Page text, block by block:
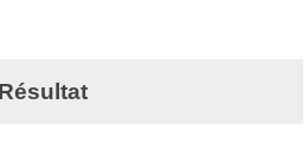
Résultat